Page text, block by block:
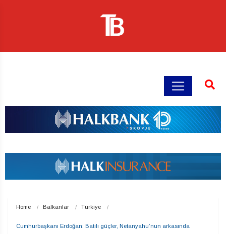
Home Balkanlar Türkiye
Cumhurbaşkanı Erdoğan: Batılı güçler, Netanyahu’nun arkasında